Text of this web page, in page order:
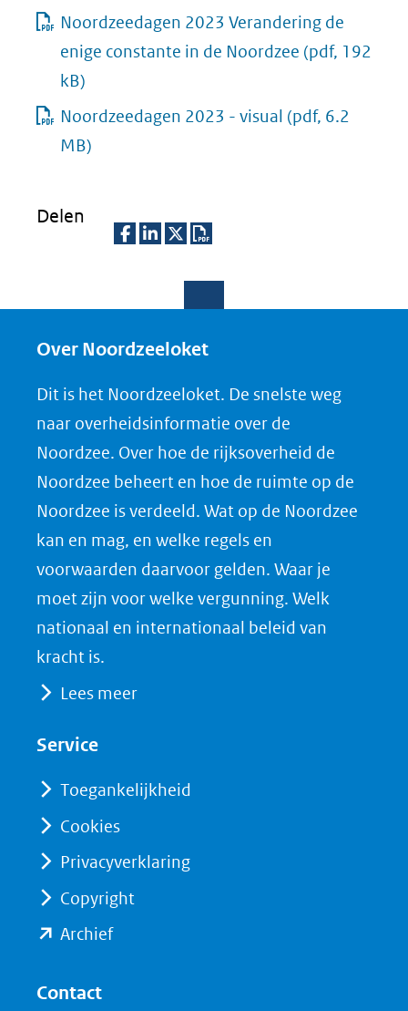
Noordzeedagen 2023 Verandering de
enige constante in de Noordzee (pdf, 192
kB)
Noordzeedagen 2023 - visual (pdf, 6.2
MB)
Delen
e
o
p
F
a
c
e
b
o
o
in
(verwijst
een
andere
website)
e
o
p
L
i
n
k
e
d
I
(verwijst
andere
e
o
p
X
(opent
in
nieuw
venster)
(verwijst
naar
n
o
a
d
P
D
F
Over Noordzeeloket
Dit is het Noordzeeloket. De snelste weg
naar overheidsinformatie over de
Noordzee. Over hoe de rijksoverheid de
Noordzee beheert en hoe de ruimte op de
Noordzee is verdeeld. Wat op de Noordzee
kan en mag, en welke regels en
voorwaarden daarvoor gelden. Waar je
moet zijn voor welke vergunning. Welk
nationaal en internationaal beleid van
kracht is.
Lees meer
Service
Toegankelijkheid
Cookies
Privacyverklaring
Copyright
Archief(opent
Contact